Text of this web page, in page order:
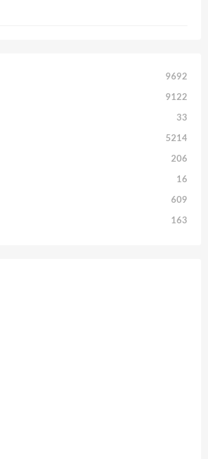
9692
9122
33
5214
206
16
609
163